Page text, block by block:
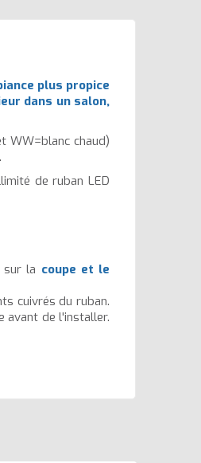
plus propice
dans un salon,
WW=blanc chaud)
de ruban LED
sur la coupe et le
cuivrés du ruban.
avant de l'installer.